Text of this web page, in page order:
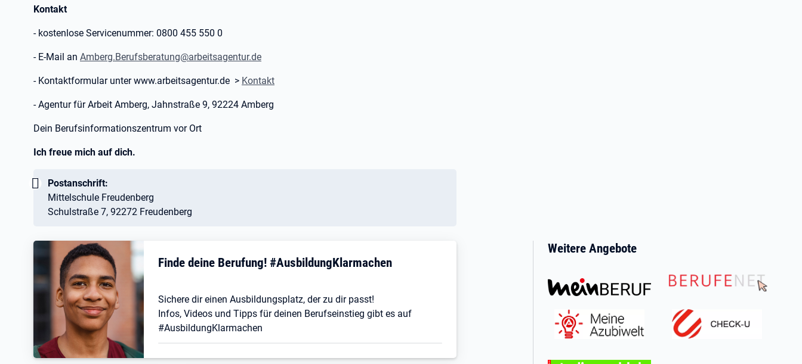
Kontakt
- kostenlose Servicenummer: 0800 455 550 0
- E-Mail an Amberg.Berufsberatung@arbeitsagentur.de
- Kontaktformular unter www.arbeitsagentur.de > Kontakt
- Agentur für Arbeit Amberg, Jahnstraße 9, 92224 Amberg
Dein Berufsinformationszentrum vor Ort
Ich freue mich auf dich.
Wichtig:
Postanschrift:
Mittelschule Freudenberg
Schulstraße 7, 92272 Freudenberg
Finde deine Berufung! #AusbildungKlarmachen
Sichere dir einen Ausbildungsplatz, der zu dir passt!
Infos, Videos und Tipps für deinen Berufseinstieg gibt es auf
#AusbildungKlarmachen
Weitere Angebote